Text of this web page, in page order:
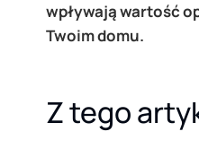
wpływają wartość
Twoim domu.
Z tego